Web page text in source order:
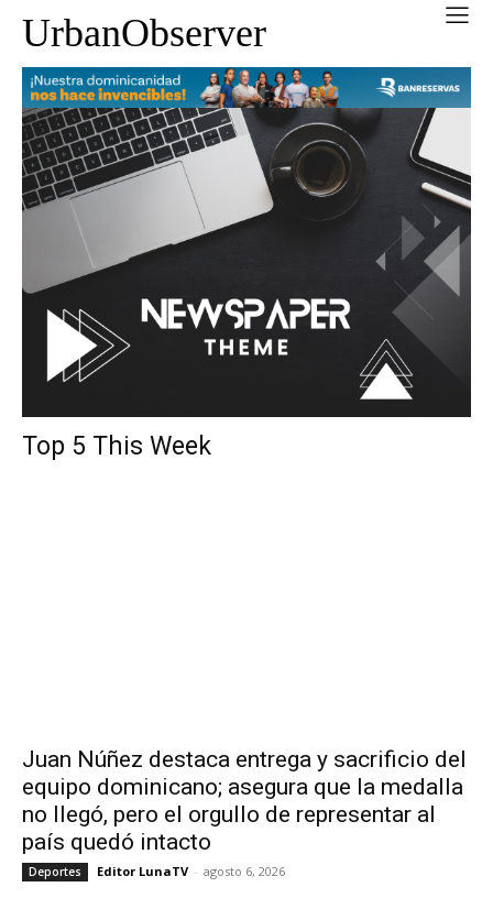
UrbanObserver
Top 5 This Week
Juan Núñez destaca entrega y sacrificio del
equipo dominicano; asegura que la medalla
no llegó, pero el orgullo de representar al
país quedó intacto
Deportes Editor LunaTV - agosto 6, 2026